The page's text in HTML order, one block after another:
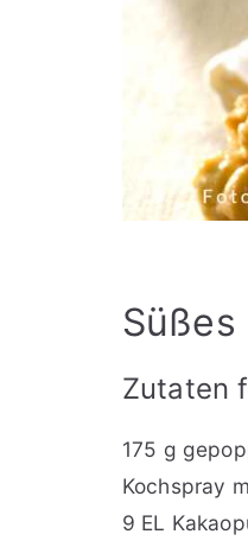
Zutaten
175 g
Kochspray
9 EL